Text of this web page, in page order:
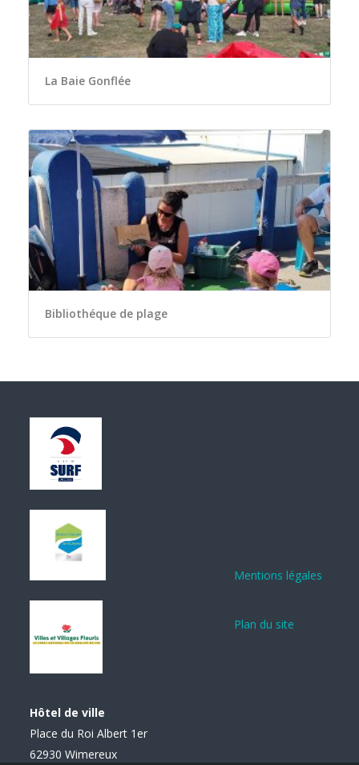
La Baie Gonflée
Bibliothéque de plage
Hôtel de ville
Place du Roi Albert 1er
62930 Wimereux
Mentions légales
Plan du site